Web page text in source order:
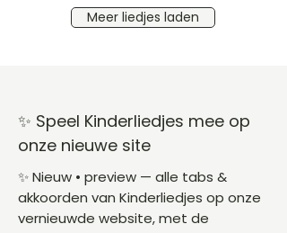
Meer liedjes laden
✨ Speel Kinderliedjes mee op
onze nieuwe site
✨ Nieuw • preview — alle tabs &
akkoorden van Kinderliedjes op onze
vernieuwde website, met de